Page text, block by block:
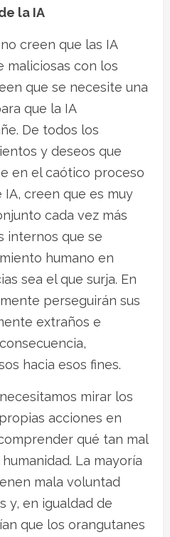
la IA
creen que las IA
maliciosas con los
que se necesite una
que la IA
De todos los
y deseos que
en el caótico proceso
creen que es muy
cada vez más
internos que se
humano en
sea el que surja. En
perseguirán sus
extraños e
hacia esos fines.
mirar los
acciones en
qué tan mal
La mayoría
mala voluntad
y, en igualdad de
que los orangutanes